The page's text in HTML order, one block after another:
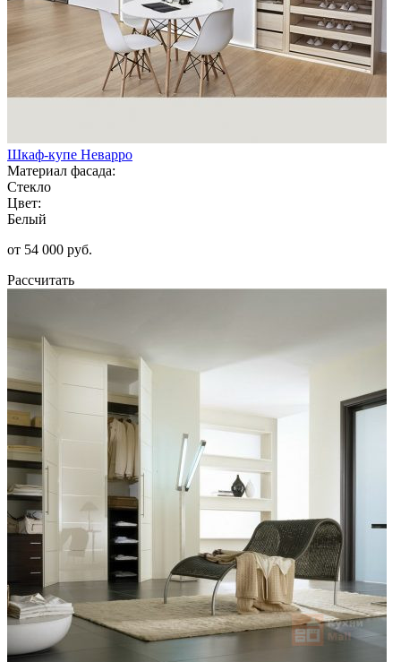
Шкаф-купе Неварро
Материал фасада:
Стекло
Цвет:
Белый
от 54 000 руб.
Рассчитать